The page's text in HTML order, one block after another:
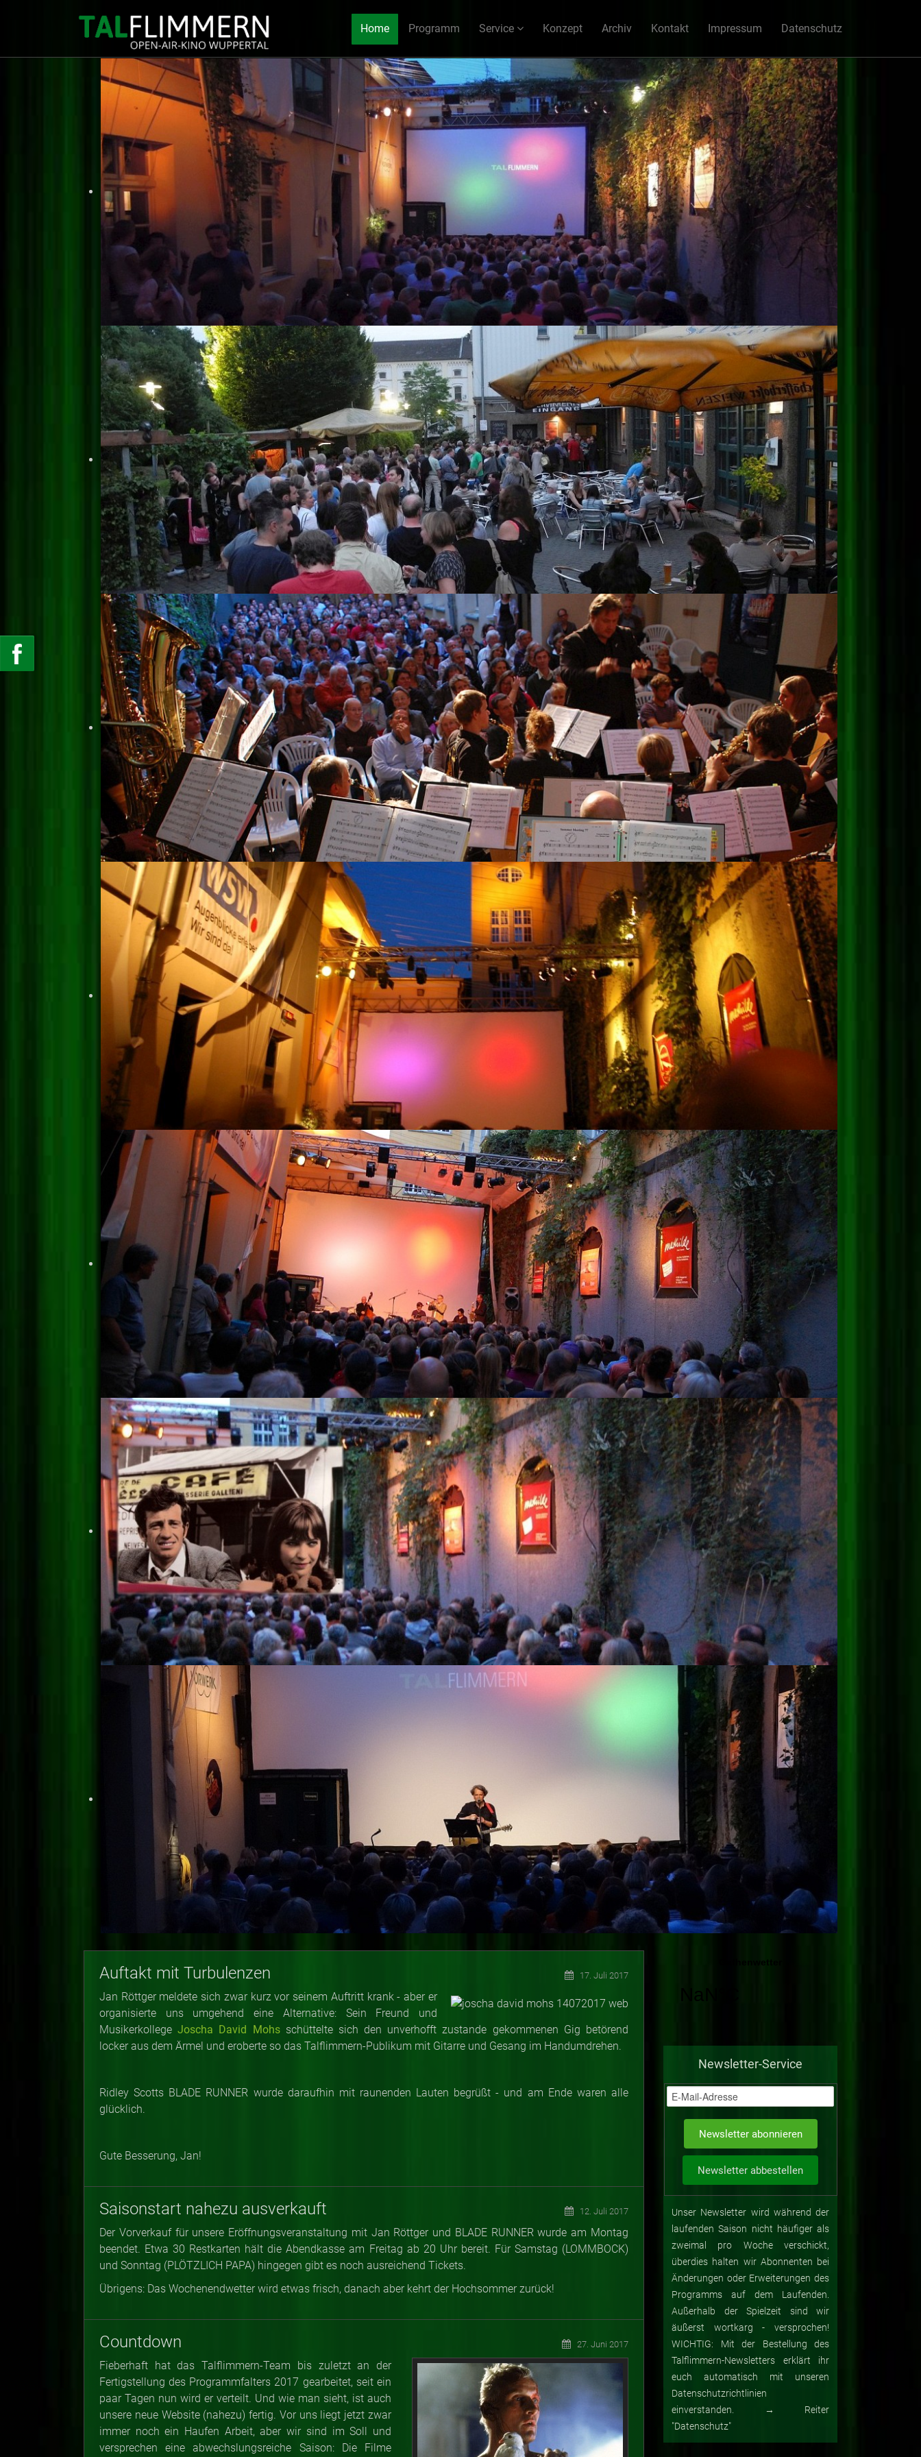
Home Programm Service Konzept Archiv Kontakt Impressum Datenschutz
Auftakt mit Turbulenzen 17. Juli 2017
Jan Röttger meldete sich zwar kurz vor seinem Auftritt krank - aber er
organisierte uns umgehend eine Alternative: Sein Freund und
MusikerkollegeJoscha David Mohsschüttelte sich den unverhofft zustande gekommenen Gig betörend
locker aus dem Ärmel und eroberte so das Talflimmern-Publikum mit Gitarre und Gesang im Handumdrehen.
Ridley Scotts BLADE RUNNER wurde daraufhin mit raunenden Lauten begrüßt - und am Ende waren alle
glücklich.
Gute Besserung, Jan!
Saisonstart nahezu ausverkauft 12. Juli 2017
Der Vorverkauf für unsere Eröffnungsveranstaltung mit Jan Röttger und BLADE RUNNER wurde am Montag
beendet. Etwa 30 Restkarten hält die Abendkasse am Freitag ab 20 Uhr bereit. Für Samstag (LOMMBOCK)
und Sonntag (PLÖTZLICH PAPA) hingegen gibt es noch ausreichend Tickets.
Übrigens: Das Wochenendwetter wird etwas frisch, danach aber kehrt der Hochsommer zurück!
Countdown 27. Juni 2017
Fieberhaft hat das Talflimmern-Team bis zuletzt an der
Fertigstellung des Programmfalters 2017 gearbeitet, seit ein
paar Tagen nun wird er verteilt. Und wie man sieht, ist auch
unsere neue Website (nahezu) fertig. Vor uns liegt jetzt zwar
immer noch ein Haufen Arbeit, aber wir sind im Soll und
versprechen eine abwechslungsreiche Saison: Die Filme
Newsletter-Service
Unser Newsletter wird während der
laufenden Saison nicht häufiger als
zweimal pro Woche verschickt,
überdies halten wir Abonnenten bei
Änderungen oder Erweiterungen des
Programms auf dem Laufenden.
Außerhalb der Spielzeit sind wir
äußerst wortkarg - versprochen!
WICHTIG: Mit der Bestellung des
Talflimmern-Newsletters erklärt ihr
euch automatisch mit unseren
Datenschutzrichtlinien
einverstanden. → Reiter
"Datenschutz"